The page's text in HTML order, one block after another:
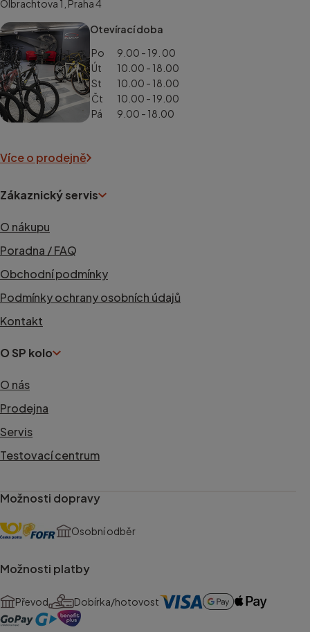
Olbrachtova 1, Praha 4
Otevírací doba
Po
9.00 - 19. 00
Út
10.00 - 18.00
St
10.00 - 18.00
Čt
10.00 - 19.00
Pá
9.00 - 18.00
Více o prodejně
Zákaznický servis
O nákupu
Poradna / FAQ
Obchodní podmínky
Podmínky ochrany osobních údajů
Kontakt
O SP kolo
O nás
Prodejna
Servis
Testovací centrum
Možnosti dopravy
Osobní odběr
Možnosti platby
Převod Dobírka/hotovost